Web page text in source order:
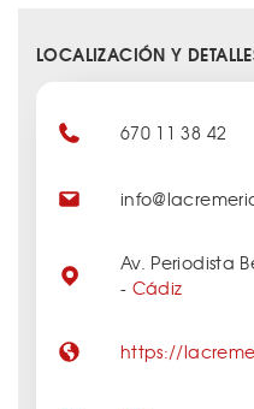
LOCALIZACIÓN Y
670 11 38 42
Av. Periodista
- Cádiz
https://